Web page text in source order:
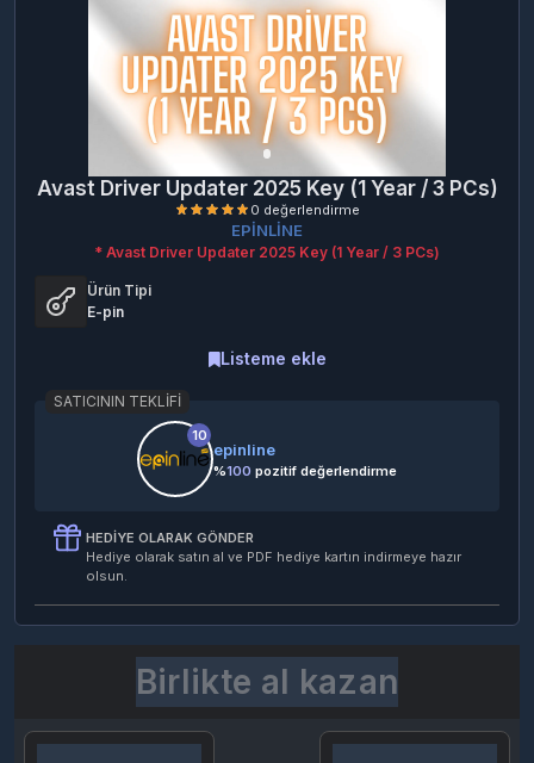
Avast Driver Updater 2025 Key (1 Year / 3 PCs)
EPİNLİNE
* Avast Driver Updater 2025 Key (1 Year / 3 PCs)
Ürün Tipi
E-pin
Listeme ekle
SATICININ TEKLIFI
10
epinline
%100 pozitif değerlendirme
HEDIYE OLARAK GÖNDER
Hediye olarak satın al ve PDF hediye kartın indirmeye hazır
olsun.
Birlikte al kazan